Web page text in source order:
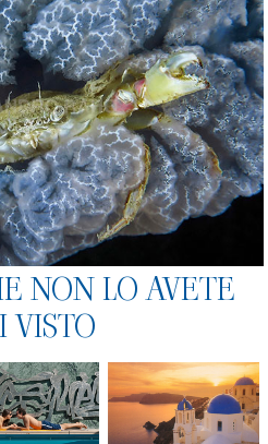
NON LO AVETE
VISTO